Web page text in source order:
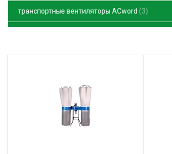
транспортные вентиляторы ACword 3